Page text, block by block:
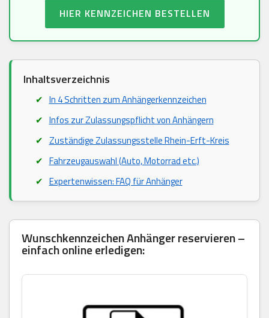
HIER KENNZEICHEN BESTELLEN
Inhaltsverzeichnis
In 4 Schritten zum Anhängerkennzeichen
Infos zur Zulassungspflicht von Anhängern
Zuständige Zulassungsstelle Rhein-Erft-Kreis
Fahrzeugauswahl (Auto, Motorrad etc.)
Expertenwissen: FAQ für Anhänger
Wunschkennzeichen Anhänger reservieren –
einfach online erledigen: